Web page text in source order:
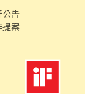
公告
提案